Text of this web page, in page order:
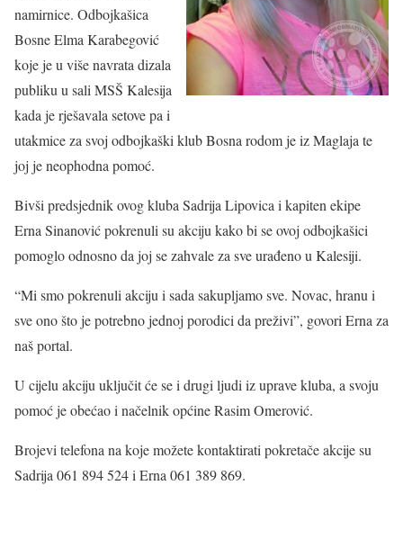
namirnice. Odbojkašica
Bosne Elma Karabegović
koje je u više navrata dizala
publiku u sali MSŠ Kalesija
kada je rješavala setove pa i
utakmice za svoj odbojkaški klub Bosna rodom je iz Maglaja te
joj je neophodna pomoć.
Bivši predsjednik ovog kluba Sadrija Lipovica i kapiten ekipe
Erna Sinanović pokrenuli su akciju kako bi se ovoj odbojkašici
pomoglo odnosno da joj se zahvale za sve urađeno u Kalesiji.
“Mi smo pokrenuli akciju i sada sakupljamo sve. Novac, hranu i
sve ono što je potrebno jednoj porodici da preživi”, govori Erna za
naš portal.
U cijelu akciju uključit će se i drugi ljudi iz uprave kluba, a svoju
pomoć je obećao i načelnik općine Rasim Omerović.
Brojevi telefona na koje možete kontaktirati pokretače akcije su
Sadrija 061 894 524 i Erna 061 389 869.